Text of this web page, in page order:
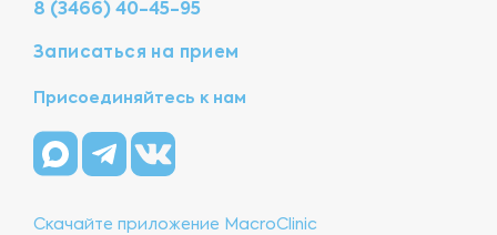
8 (3466) 40-45-95
Записаться на прием
Присоединяйтесь к нам
Скачайте приложение MacroClinic